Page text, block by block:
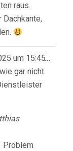
raus.
um 15:45
gar nicht
Problem
...